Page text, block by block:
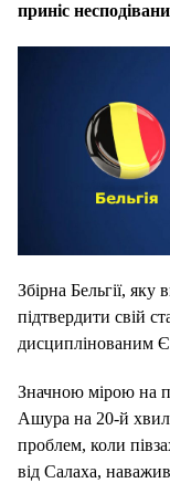
приніс
Збірна Бельгії,
підтвердити свій
дисциплінованим
Значною мірою на
Ашура на 20-й
проблем, коли
від Салаха,